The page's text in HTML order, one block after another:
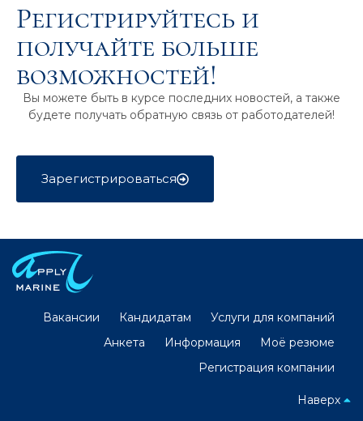
Регистрируйтесь и
получайте больше
возможностей!
Вы можете быть в курсе последних новостей, а также
будете получать обратную связь от работодателей!
Зарегистрироваться
Вакансии Кандидатам
Услуги для компаний
Анкета
Информация
Моё резюме
Регистрация компании
Наверх